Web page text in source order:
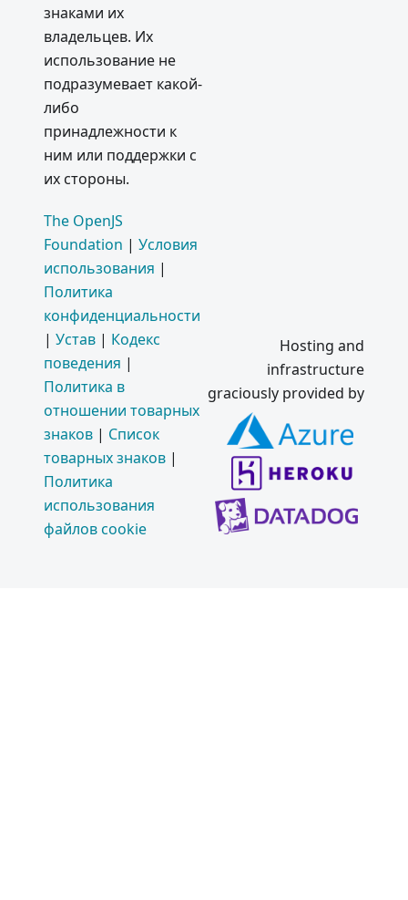
знаками их
владельцев. Их
использование не
подразумевает какой-
либо
принадлежности к
ним или поддержки с
их стороны.
The OpenJS
Foundation | Условия
использования |
Политика
конфиденциальности
| Устав | Кодекс
поведения |
Политика в
отношении товарных
знаков | Список
товарных знаков |
Политика
использования
файлов cookie
Hosting and
infrastructure
graciously provided by